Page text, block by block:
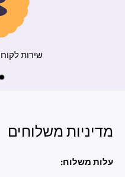
משלוח מהיר
מדיניות משלוחים
עלות משלוח: